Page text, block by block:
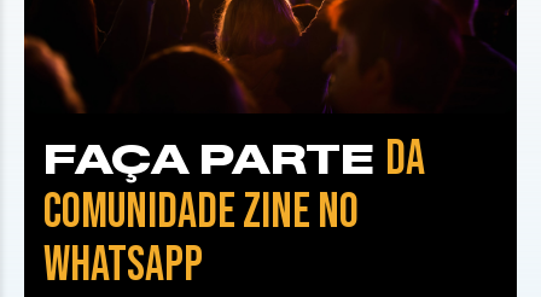
FAÇA PARTE DA
COMUNIDADE ZINE NO
WHATSAPP